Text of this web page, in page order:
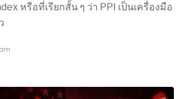
หรือที่เรียกสั้น ๆ ว่า PPI เป็นเครื่องมือ